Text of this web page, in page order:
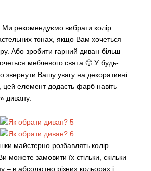
Ми рекомендуємо вибрати колір
тонах, якщо Вам хочеться
Або зробити гарний диван більш
меблевого свята 🙂 У будь-
звернути Вашу увагу на декоративні
цей елемент додасть фарб навіть
дивану.
майстерно розбавлять колір
можете замовити їх стільки, скільки
– в абсолютно різних кольорах і